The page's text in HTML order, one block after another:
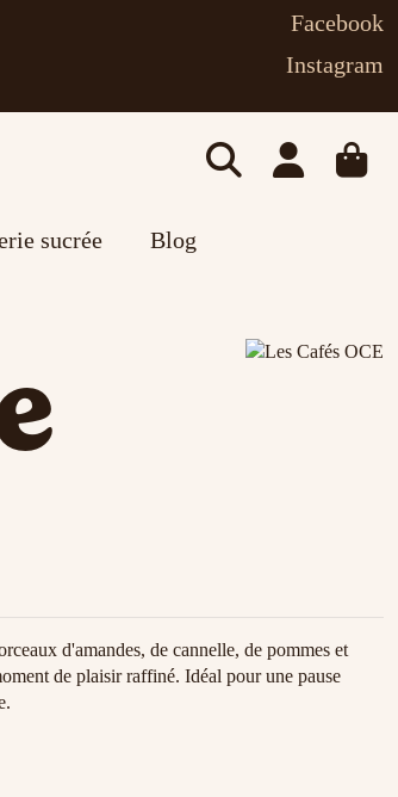
Facebook
Instagram
sucrée Blog
d'amandes, de cannelle, de pommes et
de plaisir raffiné. Idéal pour une pause